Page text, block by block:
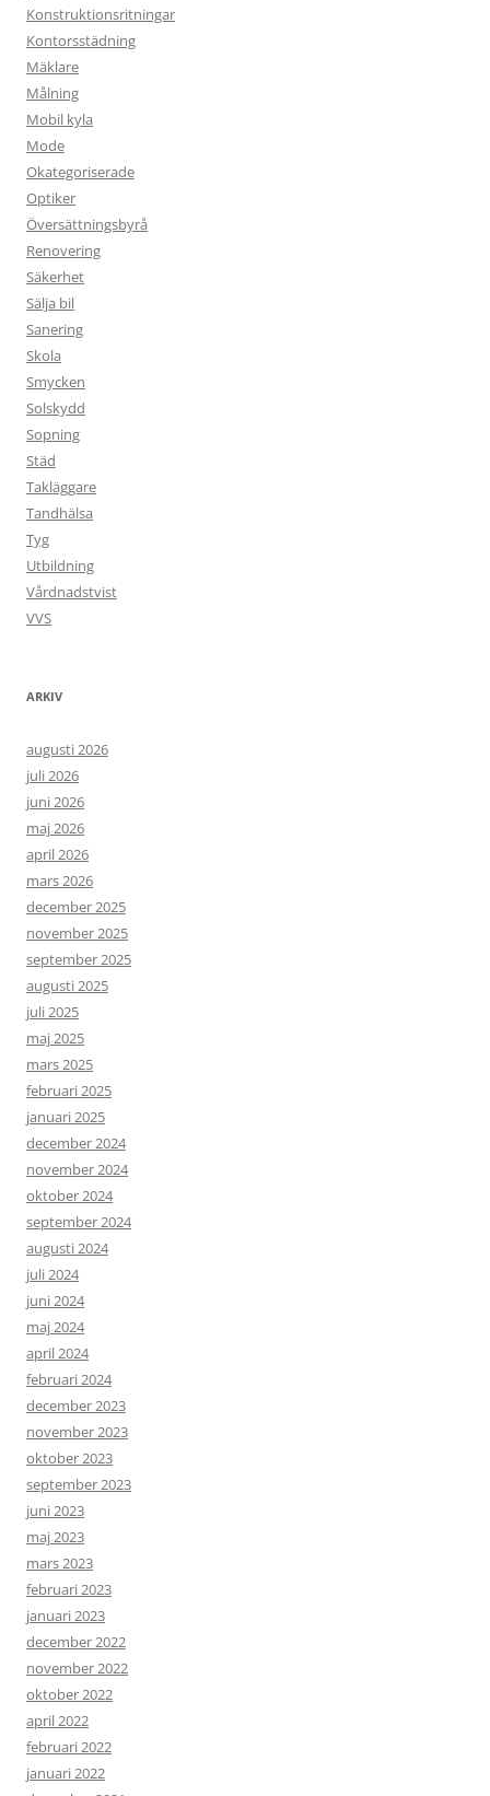
Konstruktionsritningar
Kontorsstädning
Mäklare
Målning
Mobil kyla
Mode
Okategoriserade
Optiker
Översättningsbyrå
Renovering
Säkerhet
Sälja bil
Sanering
Skola
Smycken
Solskydd
Sopning
Städ
Takläggare
Tandhälsa
Tyg
Utbildning
Vårdnadstvist
VVS
ARKIV
augusti 2026
juli 2026
juni 2026
maj 2026
april 2026
mars 2026
december 2025
november 2025
september 2025
augusti 2025
juli 2025
maj 2025
mars 2025
februari 2025
januari 2025
december 2024
november 2024
oktober 2024
september 2024
augusti 2024
juli 2024
juni 2024
maj 2024
april 2024
februari 2024
december 2023
november 2023
oktober 2023
september 2023
juni 2023
maj 2023
mars 2023
februari 2023
januari 2023
december 2022
november 2022
oktober 2022
april 2022
februari 2022
januari 2022